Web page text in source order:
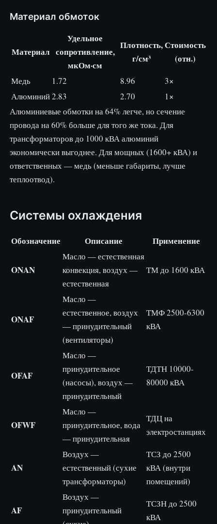
Материал обмоток
Материал
Удельное
сопротивление,
мкОм·см
Плотность,
г/см³
Стоимость
(отн.)
Медь 1.72 8.96
3×
Алюминий2.83 2.70
1×
Алюминиевые обмотки на 64% легче, но сечение
провода на 60% больше для того же тока. Для
трансформаторов до 1000 кВА алюминий
экономически выгоднее. Для мощных (1600+ кВА) и
ответственных — медь (меньше габариты, лучше
теплоотвод).
Системы охлаждения
Обозначение Описание Применение
ONAN
Масло — естественная
конвекция, воздух —
естественная
ТМ до 1600 кВА
ONAF
Масло —
естественное, воздух
— принудительный
(вентиляторы)
ТМФ 2500-6300
кВА
OFAF
Масло —
принудительное
(насосы), воздух —
принудительный
ТДТН 10000-
80000 кВА
OFWF
Масло —
принудительное, вода
— принудительная
ТДЦ на
электростанциях
AN
Воздух —
естественный (сухие
трансформаторы)
ТСЗ до 2500
кВА (внутри
помещений)
AF
Воздух —
принудительный
ТСЗН до 2500
кВА